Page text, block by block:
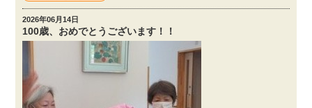
2026年06月14日
100歳、おめでとうございます！！